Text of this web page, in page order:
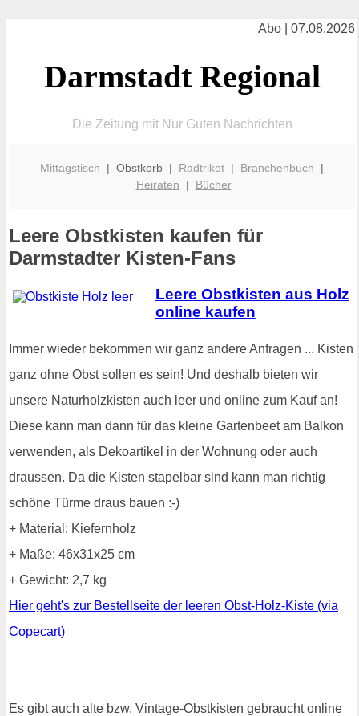
Abo | 07.08.2026
Darmstadt Regional
Die Zeitung mit Nur Guten Nachrichten
Mittagstisch | Obstkorb | Radtrikot | Branchenbuch |
Heiraten | Bücher
Leere Obstkisten kaufen für
Darmstadter Kisten-Fans
Leere Obstkisten aus Holz
online kaufen
Immer wieder bekommen wir ganz andere Anfragen ... Kisten
ganz ohne Obst sollen es sein! Und deshalb bieten wir
unsere Naturholzkisten auch leer und online zum Kauf an!
Diese kann man dann für das kleine Gartenbeet am Balkon
verwenden, als Dekoartikel in der Wohnung oder auch
draussen. Da die Kisten stapelbar sind kann man richtig
schöne Türme draus bauen :-)
+ Material: Kiefernholz
+ Maße: 46x31x25 cm
+ Gewicht: 2,7 kg
Hier geht's zur Bestellseite der leeren Obst-Holz-Kiste (via
Copecart)
Es gibt auch alte bzw. Vintage-Obstkisten gebraucht online